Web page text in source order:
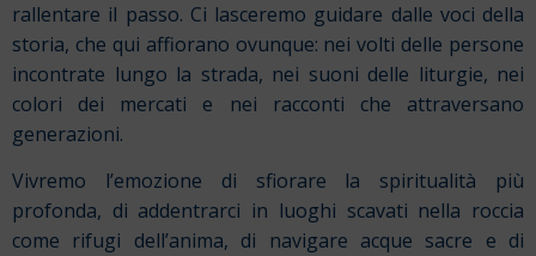
rallentare il passo. Ci lasceremo guidare dalle voci della
storia, che qui affiorano ovunque: nei volti delle persone
incontrate lungo la strada, nei suoni delle liturgie, nei
colori dei mercati e nei racconti che attraversano
generazioni.
Vivremo l’emozione di sfiorare la spiritualità più
profonda, di addentrarci in luoghi scavati nella roccia
come rifugi dell’anima, di navigare acque sacre e di